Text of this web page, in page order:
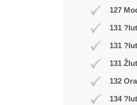
127
131 ?lut
131 ?lut
131
132
134 ?lut